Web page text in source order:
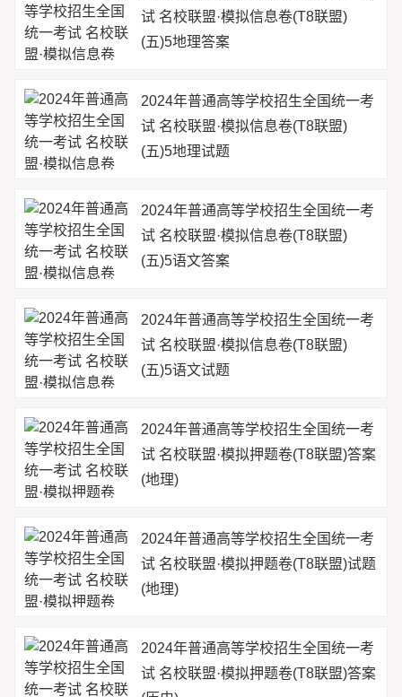
试 名校联盟·模拟信息卷(T8联盟)
(五)5地理答案
2024年普通高等学校招生全国统一考
试 名校联盟·模拟信息卷(T8联盟)
(五)5地理试题
2024年普通高等学校招生全国统一考
试 名校联盟·模拟信息卷(T8联盟)
(五)5语文答案
2024年普通高等学校招生全国统一考
试 名校联盟·模拟信息卷(T8联盟)
(五)5语文试题
2024年普通高等学校招生全国统一考
试 名校联盟·模拟押题卷(T8联盟)答案
(地理)
2024年普通高等学校招生全国统一考
试 名校联盟·模拟押题卷(T8联盟)试题
(地理)
2024年普通高等学校招生全国统一考
试 名校联盟·模拟押题卷(T8联盟)答案